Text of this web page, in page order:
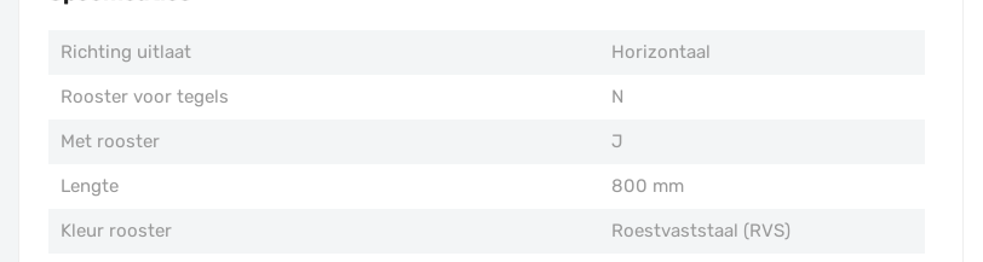
Richting uitlaat Horizontaal
Rooster voor tegels N
Met rooster J
Lengte 800 mm
Kleur rooster Roestvaststaal (RVS)